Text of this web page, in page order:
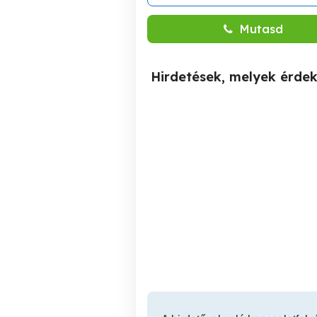
Mutasd
Hirdetések, melyek